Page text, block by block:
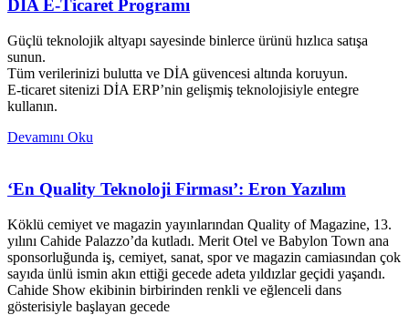
DİA E-Ticaret Programı
Güçlü teknolojik altyapı sayesinde binlerce ürünü hızlıca satışa
sunun.
Tüm verilerinizi bulutta ve DİA güvencesi altında koruyun.
E-ticaret sitenizi DİA ERP’nin gelişmiş teknolojisiyle entegre
kullanın.
Devamını Oku
‘En Quality Teknoloji Firması’: Eron Yazılım
Köklü cemiyet ve magazin yayınlarından Quality of Magazine, 13.
yılını Cahide Palazzo’da kutladı. Merit Otel ve Babylon Town ana
sponsorluğunda iş, cemiyet, sanat, spor ve magazin camiasından çok
sayıda ünlü ismin akın ettiği gecede adeta yıldızlar geçidi yaşandı.
Cahide Show ekibinin birbirinden renkli ve eğlenceli dans
gösterisiyle başlayan gecede